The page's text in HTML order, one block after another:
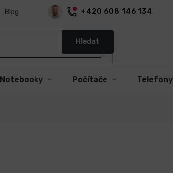
+420 608 146 134
Blog
Hledat
Notebooky Počítače